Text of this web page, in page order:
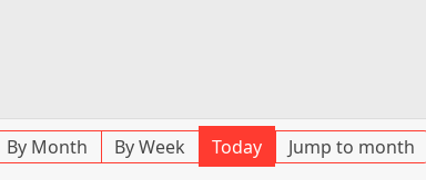
By Month By Week Today Jump to month